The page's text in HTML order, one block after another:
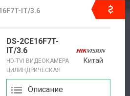
IT/3.6
DS-2CE16F7T-
IT/3.6
HD-TVI ВИДЕОКАМЕРА
ЦИЛИНДРИЧЕСКАЯ
Китай
Описание